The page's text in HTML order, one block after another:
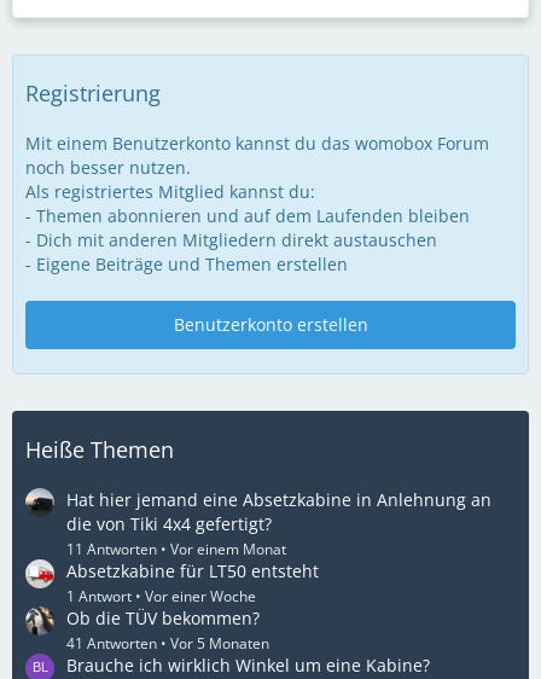
Registrierung
Mit einem Benutzerkonto kannst du das womobox Forum
noch besser nutzen.
Als registriertes Mitglied kannst du:
- Themen abonnieren und auf dem Laufenden bleiben
- Dich mit anderen Mitgliedern direkt austauschen
- Eigene Beiträge und Themen erstellen
Benutzerkonto erstellen
Heiße Themen
Hat hier jemand eine Absetzkabine in Anlehnung an
die von Tiki 4x4 gefertigt?
11 Antworten Vor einem Monat
Absetzkabine für LT50 entsteht
1 Antwort Vor einer Woche
Ob die TÜV bekommen?
41 Antworten Vor 5 Monaten
Brauche ich wirklich Winkel um eine Kabine?